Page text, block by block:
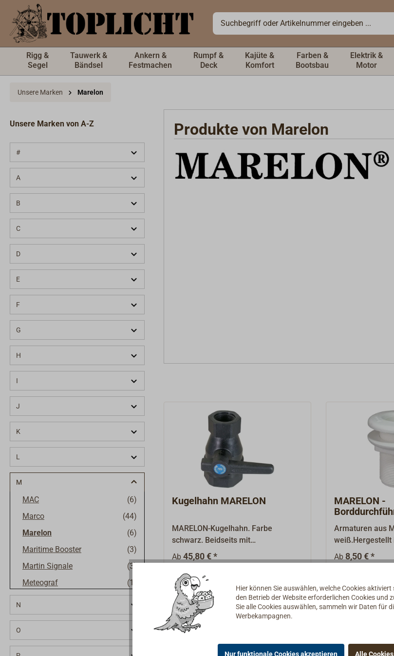
springen
Rigg &
Segel
Tauwerk &
Bändsel
Ankern &
Festmachen
Rumpf &
Deck
Kajüte &
Komfort
Farben &
Bootsbau
Elektrik &
Motor
Unsere Marken Marelon
Unsere Marken von A-Z
#
A
B
C
D
E
F
G
H
I
J
K
L
M
(6)
MAC
(44)
Marco
(6)
Marelon
(3)
Maritime Booster
(3)
Martin Signale
(1)
Meteograf
(5)
MMB
(1)
(1)
Mozart
N
O
Produkte von Marelon
Kugelhahn MARELON
MARELON-Kugelhahn. Farbe
schwarz. Beidseits mit
Innengewinde. Armaturen aus
MARELON: Hergestellt in den USA
aus hochfestem,
glasfaserverstärktem
Spezialkunststoff.MARELON ist
absolut beständig gegen
elektrolytische Korrosion und damit
besonders gut geeignet für
Aluminium- und
Ab 45,80 € *
MARELON -
Armaturen aus
weiß.Hergestellt
hochfestem,
elektrolytische
besonders gut
Aluminium- und
Ab 8,50 € *
Hier können Sie auswählen, welche Cookies
den Betrieb der Website erforderlichen Cookies und
Sie alle Cookies auswählen, sammeln wir Daten für
Werbekampagnen.
Nur funktionale Cookies akzeptieren Alle